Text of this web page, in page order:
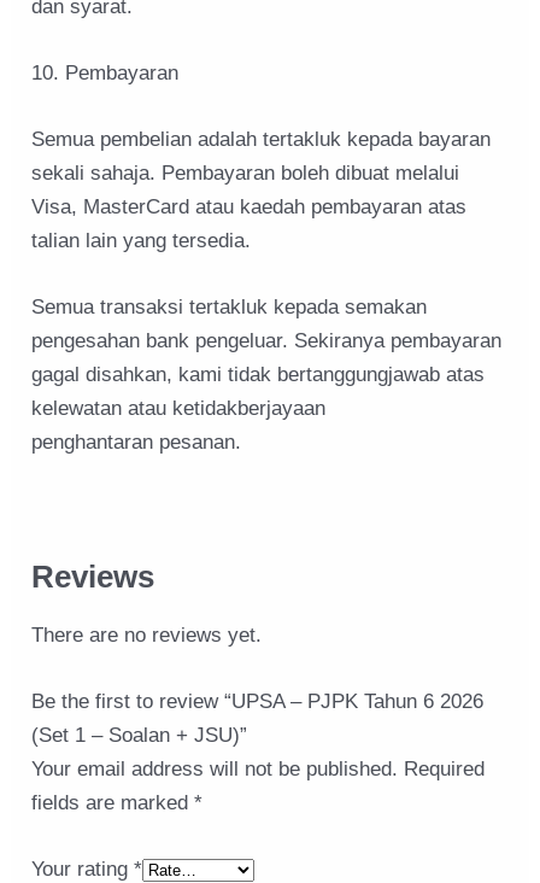
dan syarat.
10. Pembayaran
Semua pembelian adalah tertakluk kepada bayaran
sekali sahaja. Pembayaran boleh dibuat melalui
Visa, MasterCard atau kaedah pembayaran atas
talian lain yang tersedia.
Semua transaksi tertakluk kepada semakan
pengesahan bank pengeluar. Sekiranya pembayaran
gagal disahkan, kami tidak bertanggungjawab atas
kelewatan atau ketidakberjayaan
penghantaran pesanan.
Reviews
There are no reviews yet.
Be the first to review “UPSA – PJPK Tahun 6 2026
(Set 1 – Soalan + JSU)”
Your email address will not be published. Required
fields are marked*
Your rating*